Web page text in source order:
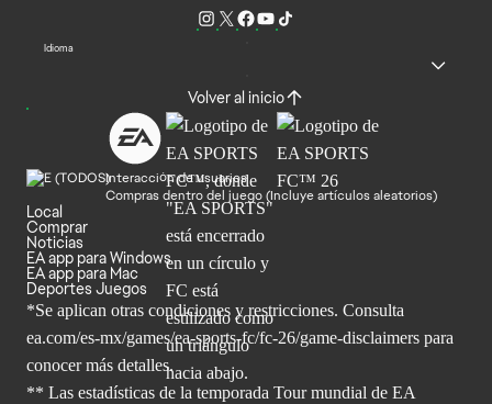
Idioma
Volver al inicio
Interacción de usuarios
Compras dentro del juego (Incluye artículos aleatorios)
Local
Comprar
Noticias
EA app para Windows
EA app para Mac
Deportes Juegos
*Se aplican otras condiciones y restricciones. Consulta
ea.com/es-mx/games/ea-sports-fc/fc-26/game-disclaimers para
conocer más detalles.
** Las estadísticas de la temporada Tour mundial de EA